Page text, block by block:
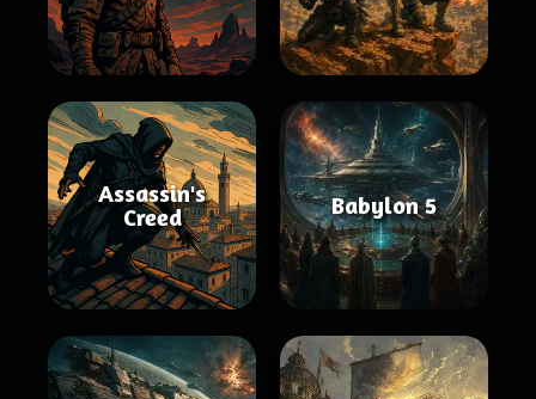
Assassin's
Creed
Babylon 5